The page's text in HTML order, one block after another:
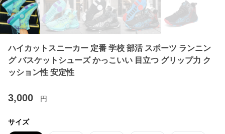
ハイカットスニーカー 定番 学校 部活 スポーツ ランニン
グ バスケットシューズ かっこいい 目立つ グリップ力 ク
ッション性 安定性
3,000 円
サイズ